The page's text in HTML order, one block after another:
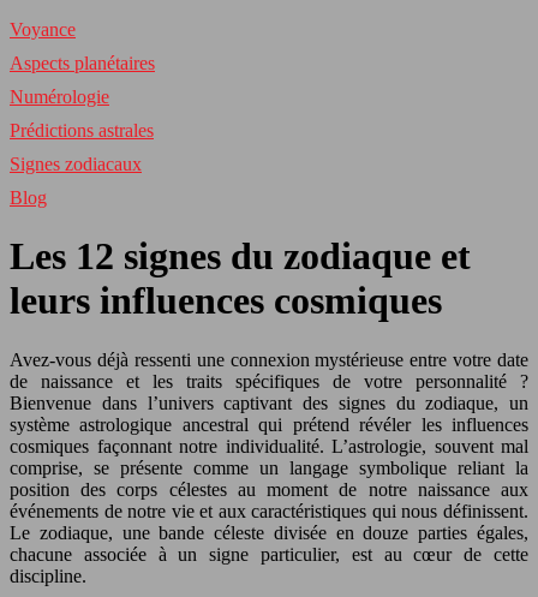
Voyance
Aspects planétaires
Numérologie
Prédictions astrales
Signes zodiacaux
Blog
Les 12 signes du zodiaque et
leurs influences cosmiques
Avez-vous déjà ressenti une connexion mystérieuse entre votre date
de naissance et les traits spécifiques de votre personnalité ?
Bienvenue dans l’univers captivant des signes du zodiaque, un
système astrologique ancestral qui prétend révéler les influences
cosmiques façonnant notre individualité. L’astrologie, souvent mal
comprise, se présente comme un langage symbolique reliant la
position des corps célestes au moment de notre naissance aux
événements de notre vie et aux caractéristiques qui nous définissent.
Le zodiaque, une bande céleste divisée en douze parties égales,
chacune associée à un signe particulier, est au cœur de cette
discipline.